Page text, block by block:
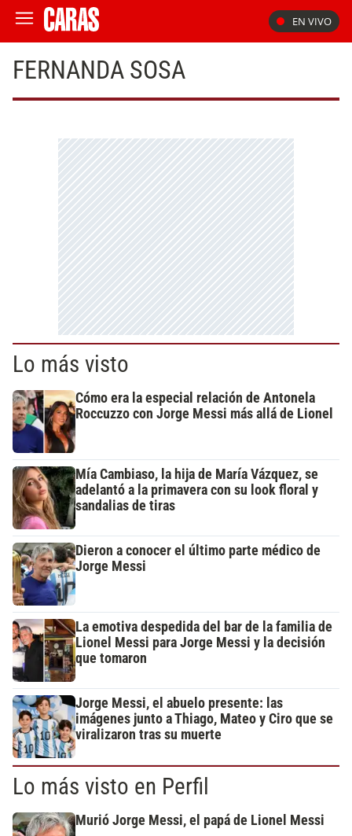
EN VIVO
FERNANDA SOSA
Lo más visto
Cómo era la especial relación de Antonela
Roccuzzo con Jorge Messi más allá de Lionel
Mía Cambiaso, la hija de María Vázquez, se
adelantó a la primavera con su look floral y
sandalias de tiras
Dieron a conocer el último parte médico de
Jorge Messi
La emotiva despedida del bar de la familia de
Lionel Messi para Jorge Messi y la decisión
que tomaron
Jorge Messi, el abuelo presente: las
imágenes junto a Thiago, Mateo y Ciro que se
viralizaron tras su muerte
Lo más visto en Perfil
Murió Jorge Messi, el papá de Lionel Messi